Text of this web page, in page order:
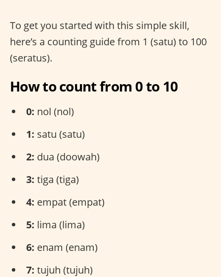
To get you started with this simple skill,
here’s a counting guide from 1 (satu) to 100
(seratus).
How to count from 0 to 10
0: nol (nol)
1: satu (satu)
2: dua (doowah)
3: tiga (tiga)
4: empat (empat)
5: lima (lima)
6: enam (enam)
7: tujuh (tujuh)